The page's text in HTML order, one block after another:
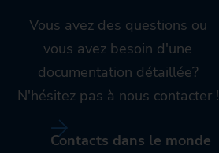
Vous avez des questions ou
vous avez besoin d'une
documentation détaillée?
N'hésitez pas à nous contacter !
Contacts dans le monde